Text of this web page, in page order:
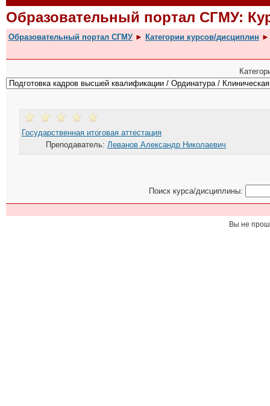
Образовательный портал СГМУ:
Образовательный портал СГМУ ► Категории курсов/дисциплин ►
Государственная итоговая аттестация
Преподаватель: Леванов Александр Николаевич
Поиск курса/дисциплины:
Вы не